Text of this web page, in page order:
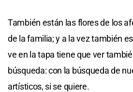
También están las flores de los
de la familia; y a la vez también
ve en la tapa tiene que ver
búsqueda: con la búsqueda de
artísticos, si se quiere.